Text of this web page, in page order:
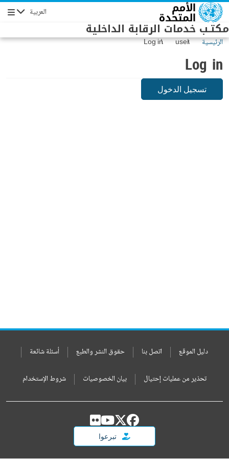
Skip to main content العربية
مكتـب خدمات الرقابة الداخلية
الرئيسية user
Log in
Log in
تسجيل الدخول
دليل الموقع اتصل بنا حقوق النشر والطبع أسئلة شائعة
تحذير من عمليات إحتيال بيان الخصوصيات شروط الإستخدام
تبرعوا